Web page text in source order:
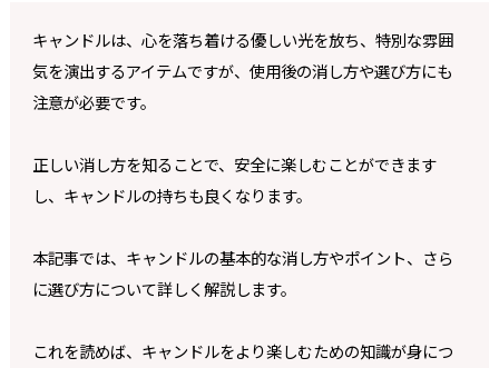
キャンドルは、心を落ち着ける優しい光を放ち、特別な雰囲
気を演出するアイテムですが、使用後の消し方や選び方にも
注意が必要です。
正しい消し方を知ることで、安全に楽しむことができます
し、キャンドルの持ちも良くなります。
本記事では、キャンドルの基本的な消し方やポイント、さら
に選び方について詳しく解説します。
これを読めば、キャンドルをより楽しむための知識が身につ